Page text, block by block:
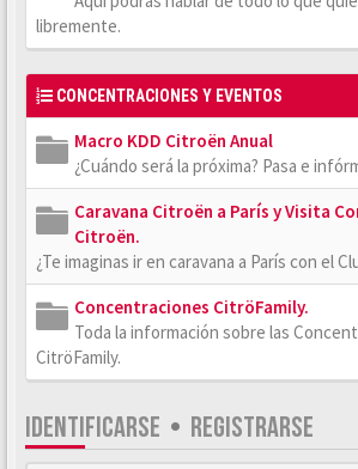
libremente.
CONCENTRACIONES Y EVENTOS
Macro KDD Citroën Anual
¿Cuándo será la próxima? Pasa e
Caravana Citroën a París y Visita
Citroën.
¿Te imaginas ir en caravana a París con el
Concentraciones CitröFamily.
Toda la información sobre las
CitröFamily.
IDENTIFICARSE • REGISTRARSE